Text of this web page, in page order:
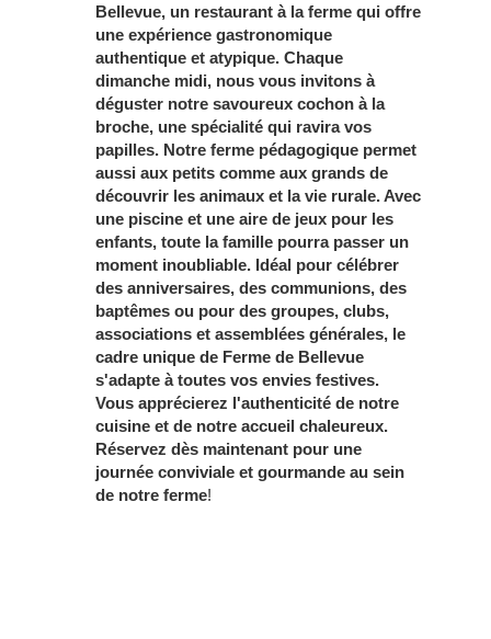
Bellevue, un restaurant à la ferme qui offre
une expérience gastronomique
authentique et atypique. Chaque
dimanche midi, nous vous invitons à
déguster notre savoureux cochon à la
broche, une spécialité qui ravira vos
papilles. Notre ferme pédagogique permet
aussi aux petits comme aux grands de
découvrir les animaux et la vie rurale. Avec
une piscine et une aire de jeux pour les
enfants, toute la famille pourra passer un
moment inoubliable. Idéal pour célébrer
des anniversaires, des communions, des
baptêmes ou pour des groupes, clubs,
associations et assemblées générales, le
cadre unique de Ferme de Bellevue
s'adapte à toutes vos envies festives.
Vous apprécierez l'authenticité de notre
cuisine et de notre accueil chaleureux.
Réservez dès maintenant pour une
journée conviviale et gourmande au sein
de notre ferme!